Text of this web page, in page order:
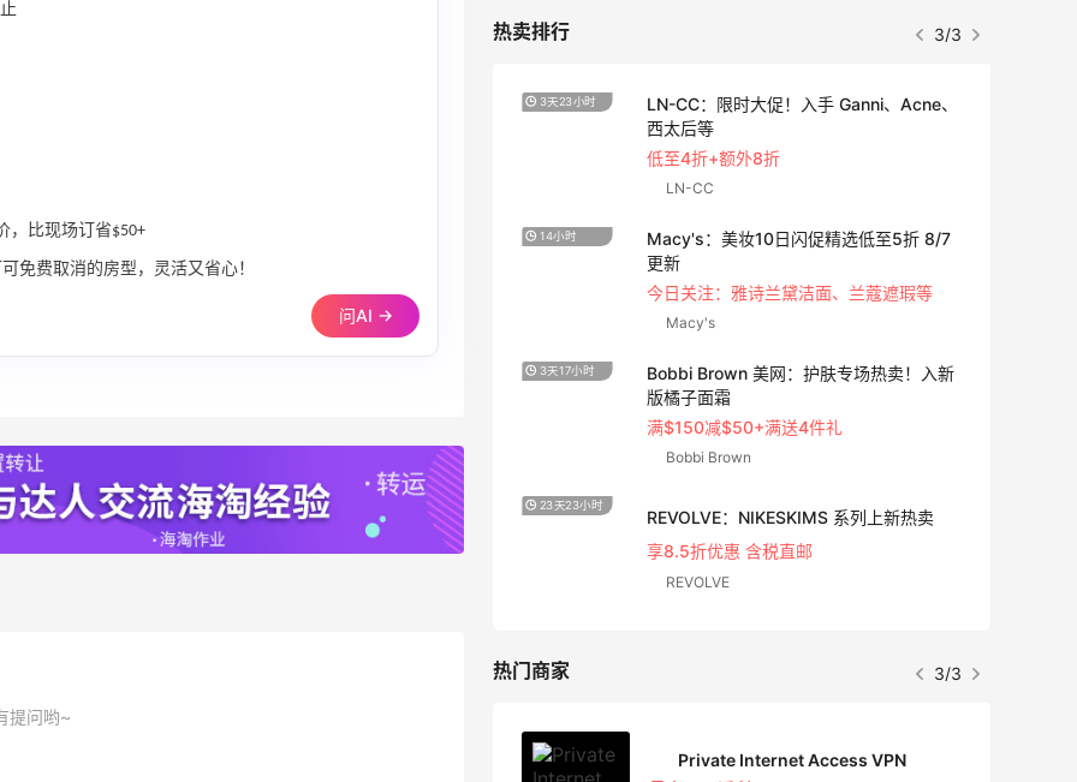
，比现场订省$50+
免费取消的房型，灵活又省心！
问AI →
提问哟~
热卖排行 3/3
2天11小时
Prada、TF 等
满$200享8.5折优惠+部分送好礼
13天14小时
Macy's：Lancome 兰蔻美妆大促低至5折
满赠三重好礼
3天23小时
LN-CC：限时大促！入手 Ganni、Acne、
西太后等
低至4折+额外8折
LN-CC
14小时
Macy's：美妆10日闪促精选低至5折 8/7
更新
今日关注：雅诗兰黛洁面、兰蔻遮瑕等
Macy's
3天17小时
Bobbi Brown 美网：护肤专场热卖！入新
版橘子面霜
满$150减$50+满送4件礼
Bobbi Brown
23天23小时
REVOLVE：NIKESKIMS 系列上新热卖
享8.5折优惠 含税直邮
REVOLVE
热门商家 3/3
Private Internet Access VPN